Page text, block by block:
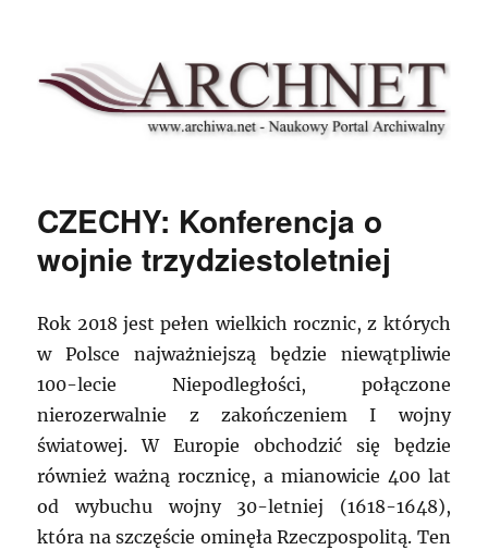
Archnet
CZECHY: Konferencja o
wojnie trzydziestoletniej
Rok 2018 jest pełen wielkich rocznic, z których
w Polsce najważniejszą będzie niewątpliwie
100-lecie Niepodległości, połączone
nierozerwalnie z zakończeniem I wojny
światowej. W Europie obchodzić się będzie
również ważną rocznicę, a mianowicie 400 lat
od wybuchu wojny 30-letniej (1618-1648),
która na szczęście ominęła Rzeczpospolitą. Ten